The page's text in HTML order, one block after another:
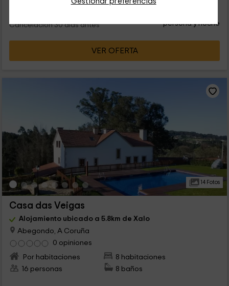
Cancelación 30 días antes
persona y noche
VER OFERTA
14 Fotos
Casa das Veigas
Alojamiento ubicado a 5.8km de Xalo
Abegondo, A Coruña
0 opiniones
Por habitaciones
8 habitaciones
16 personas
8 baños